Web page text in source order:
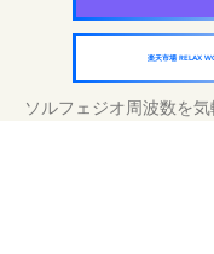
楽天市場 RELAX
ソルフェジオ周波数を